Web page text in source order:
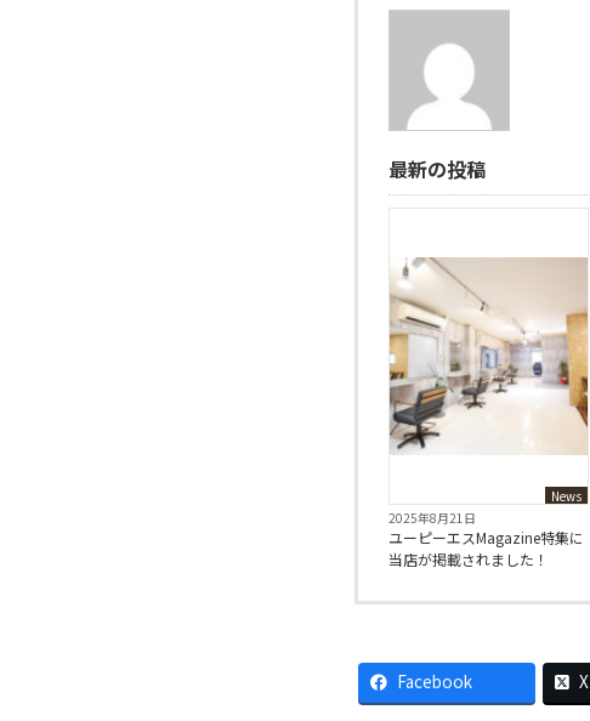
最新の投稿
News
2025年8月21日
ユーピーエスMagazine特集に
当店が掲載されました！
Facebook X